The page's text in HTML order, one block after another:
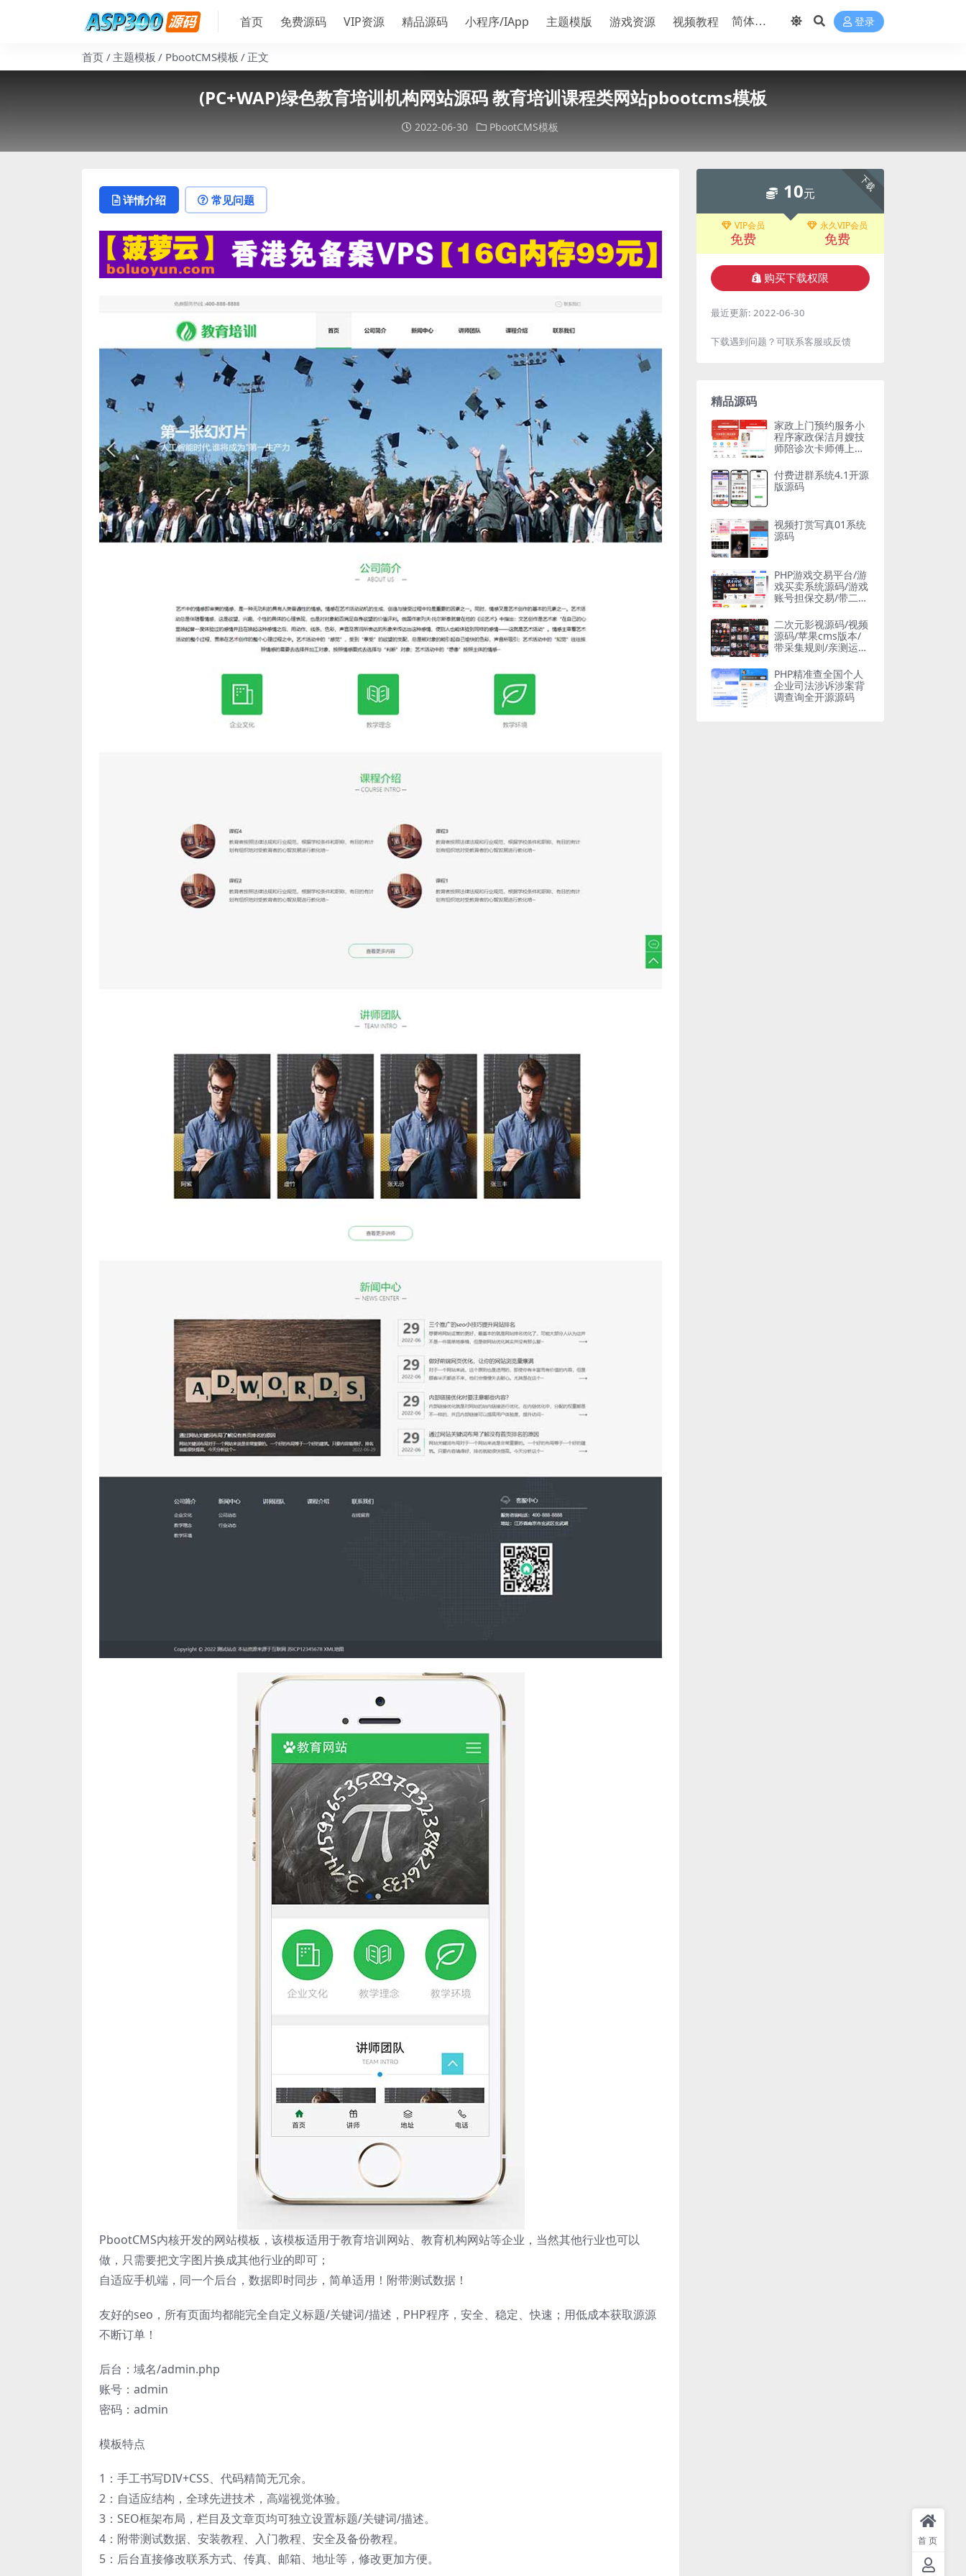
首页 免费源码 VIP资源 精品源码 小程序/IApp 主题模版 游戏资源 视频教程 登录
首页 主题模板 PbootCMS模板 正文
(PC+WAP)绿色教育培训机构网站源码 教育培训课程类网站pbootcms模板
2022-06-30 PbootCMS模板
详情介绍 常见问题
PbootCMS内核开发的网站模板，该模板适用于教育培训网站、教育机构网站等企业，当然其他行业也可以
做，只需要把文字图片换成其他行业的即可；
自适应手机端，同一个后台，数据即时同步，简单适用！附带测试数据！
友好的seo，所有页面均都能完全自定义标题/关键词/描述，PHP程序，安全、稳定、快速；用低成本获取源源
不断订单！
后台：域名/admin.php
账号：admin
密码：admin
模板特点
1：手工书写DIV+CSS、代码精简无冗余。
2：自适应结构，全球先进技术，高端视觉体验。
3：SEO框架布局，栏目及文章页均可独立设置标题/关键词/描述。
4：附带测试数据、安装教程、入门教程、安全及备份教程。
5：后台直接修改联系方式、传真、邮箱、地址等，修改更加方便。
下载
10元
VIP会员
免费
永久VIP会员
免费
购买下载权限
最近更新: 2022-06-30
下载遇到问题？可联系客服或反馈
精品源码
家政上门预约服务小
程序家政保洁月嫂技
师陪诊次卡师傅上门
强单派单
付费进群系统4.1开源
版源码
视频打赏写真01系统
源码
PHP游戏交易平台/游
戏买卖系统源码/游戏
账号担保交易/带二开
二次元影视源码/视频
源码/苹果cms版本/
带采集规则/亲测运营
PHP精准查全国个人
企业司法涉诉涉案背
调查询全开源源码
首页